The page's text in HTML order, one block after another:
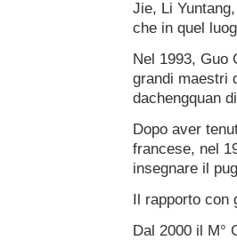
Jie, Li
che in quel
Nel 1993, Guo
grandi maestri
dachengquan
Dopo aver
francese, nel
insegnare il
Il rapporto con
Dal 2000 il M°